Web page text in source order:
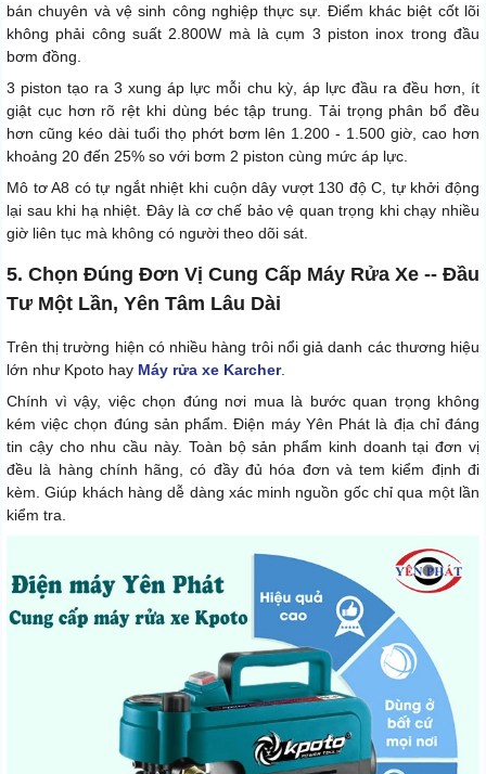
bán chuyên và vệ sinh công nghiệp thực sự. Điểm khác biệt cốt lõi
không phải công suất 2.800W mà là cụm 3 piston inox trong đầu
bơm đồng.
3 piston tạo ra 3 xung áp lực mỗi chu kỳ, áp lực đầu ra đều hơn, ít
giật cục hơn rõ rệt khi dùng béc tập trung. Tải trọng phân bổ đều
hơn cũng kéo dài tuổi thọ phớt bơm lên 1.200 - 1.500 giờ, cao hơn
khoảng 20 đến 25% so với bơm 2 piston cùng mức áp lực.
Mô tơ A8 có tự ngắt nhiệt khi cuộn dây vượt 130 độ C, tự khởi động
lại sau khi hạ nhiệt. Đây là cơ chế bảo vệ quan trọng khi chạy nhiều
giờ liên tục mà không có người theo dõi sát.
5. Chọn Đúng Đơn Vị Cung Cấp Máy Rửa Xe -- Đầu
Tư Một Lần, Yên Tâm Lâu Dài
Trên thị trường hiện có nhiều hàng trôi nổi giả danh các thương hiệu
lớn như Kpoto hay Máy rửa xe Karcher.
Chính vì vậy, việc chọn đúng nơi mua là bước quan trọng không
kém việc chọn đúng sản phẩm. Điện máy Yên Phát là địa chỉ đáng
tin cậy cho nhu cầu này. Toàn bộ sản phẩm kinh doanh tại đơn vị
đều là hàng chính hãng, có đầy đủ hóa đơn và tem kiểm định đi
kèm. Giúp khách hàng dễ dàng xác minh nguồn gốc chỉ qua một lần
kiểm tra.